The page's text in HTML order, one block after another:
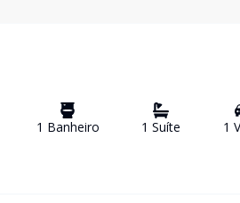
1 Banheiro 1 Suíte 1